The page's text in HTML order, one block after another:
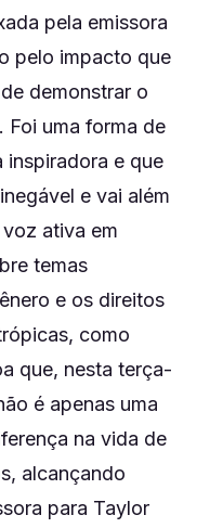
pela emissora
pelo impacto que
demonstrar o
Foi uma forma de
inspiradora e que
e vai além
ativa em
temas
e os direitos
como
que, nesta terça-
é apenas uma
na vida de
alcançando
para Taylor